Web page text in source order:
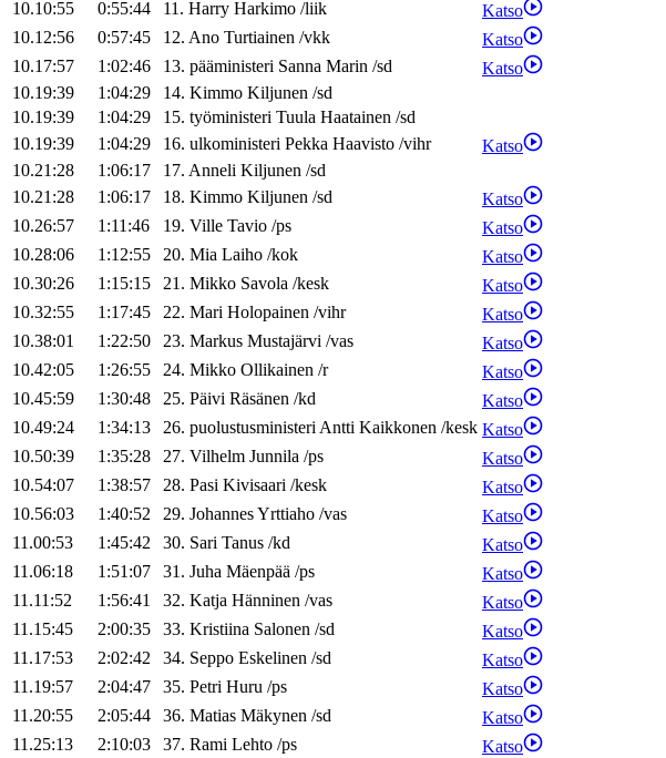
10.10:55
0:55:44 11. Harry Harkimo /liik
Katso
10.12:56
0:57:45 12. Ano Turtiainen /vkk
Katso
10.17:57
1:02:46 13. pääministeri Sanna Marin /sd
Katso
10.19:39
1:04:29 14. Kimmo Kiljunen /sd
10.19:39
1:04:29 15. työministeri Tuula Haatainen /sd
10.19:39
1:04:29 16. ulkoministeri Pekka Haavisto /vihr
Katso
10.21:28
1:06:17 17. Anneli Kiljunen /sd
10.21:28
1:06:17 18. Kimmo Kiljunen /sd
Katso
10.26:57
1:11:46 19. Ville Tavio /ps
Katso
10.28:06
1:12:55 20. Mia Laiho /kok
Katso
10.30:26
1:15:15 21. Mikko Savola /kesk
Katso
10.32:55
1:17:45 22. Mari Holopainen /vihr
Katso
10.38:01
1:22:50 23. Markus Mustajärvi /vas
Katso
10.42:05
1:26:55 24. Mikko Ollikainen /r
Katso
10.45:59
1:30:48 25. Päivi Räsänen /kd
Katso
10.49:24
1:34:13 26. puolustusministeriAntti Kaikkonen /kesk Katso
10.50:39
1:35:28 27. Vilhelm Junnila /ps
Katso
10.54:07
1:38:57 28. Pasi Kivisaari /kesk
Katso
10.56:03
1:40:52 29. JohannesYrttiaho /vas
Katso
11.00:53
1:45:42 30. Sari Tanus /kd
Katso
11.06:18
1:51:07 31. Juha Mäenpää /ps
Katso
11.11:52
1:56:41 32. Katja Hänninen /vas
Katso
11.15:45
2:00:35 33. Kristiina Salonen /sd
Katso
11.17:53
2:02:42 34. Seppo Eskelinen /sd
Katso
11.19:57
2:04:47 35. Petri Huru /ps
Katso
11.20:55
2:05:44 36. Matias Mäkynen /sd
Katso
11.25:13
2:10:03 37. Rami Lehto /ps
Katso